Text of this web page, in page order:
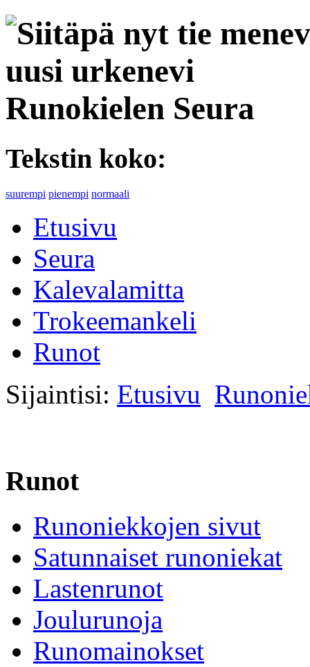
Runokielen Seura
Tekstin koko:
suurempi pienempi normaali
Etusivu
Seura
Kalevalamitta
Trokeemankeli
Runot
Sijaintisi: Etusivu
Runot
Runoniekkojen sivut
Satunnaiset runoniekat
Lastenrunot
Joulurunoja
Runomainokset